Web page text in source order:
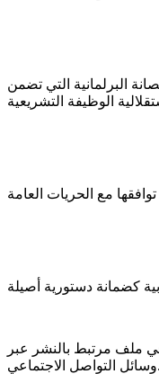
البرلمانية التي تضمن
ملف مرتبط بالنشر عبر
وسائل التواصل الاجتماعي.